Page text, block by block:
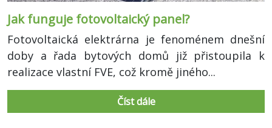
Jak funguje fotovoltaický panel?
Fotovoltaická elektrárna je fenoménem dnešní
doby a řada bytových domů již přistoupila k
realizace vlastní FVE, což kromě jiného...
Číst dále